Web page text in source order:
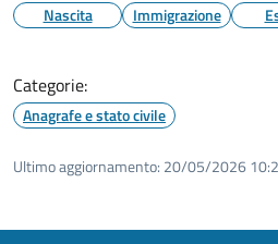
Nascita Immigrazione
Categorie:
Anagrafe e stato civile
Ultimo aggiornamento: 20/05/2026